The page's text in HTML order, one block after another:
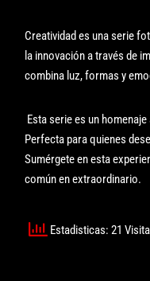
Creatividad es una serie
la innovación a través de
combina luz, formas y
Esta serie es un
Perfecta para quienes
Sumérgete en esta
común en extraordinario.
Estadisticas: 21